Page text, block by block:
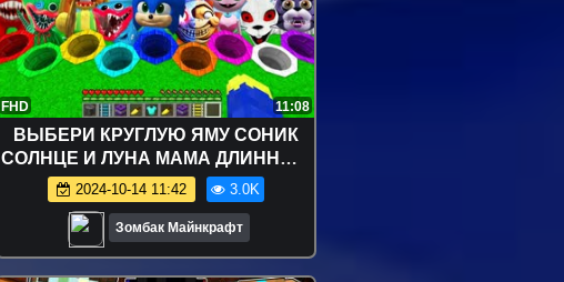
FHD 11:08
ВЫБЕРИ КРУГЛУЮ ЯМУ СОНИК
СОЛНЦЕ И ЛУНА МАМА ДЛИННЫЕ
НОГИ ВАННИ РОКСИ ХАГГИ ВАГГИ
В МАЙНКРАФТ ФНАФ 9
2024-10-14 11:42 3.0K
Зомбак Майнкрафт